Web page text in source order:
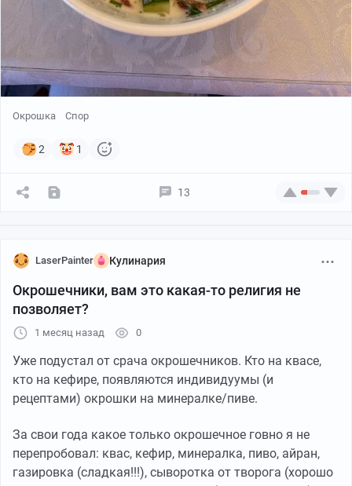
Окрошка Спор
2 1
13
LaserPainter Кулинария
Окрошечники, вам это какая-то религия не
позволяет?
1 месяц назад 0
Уже подустал от срача окрошечников. Кто на квасе,
кто на кефире, появляются индивидуумы (и
рецептами) окрошки на минералке/пиве.
За свои года какое только окрошечное говно я не
перепробовал: квас, кефир, минералка, пиво, айран,
газировка (сладкая!!!), сыворотка от творога (хорошо